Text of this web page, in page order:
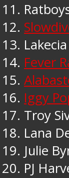
Fever
Iggy
Troy
Lana
Julie
PJ